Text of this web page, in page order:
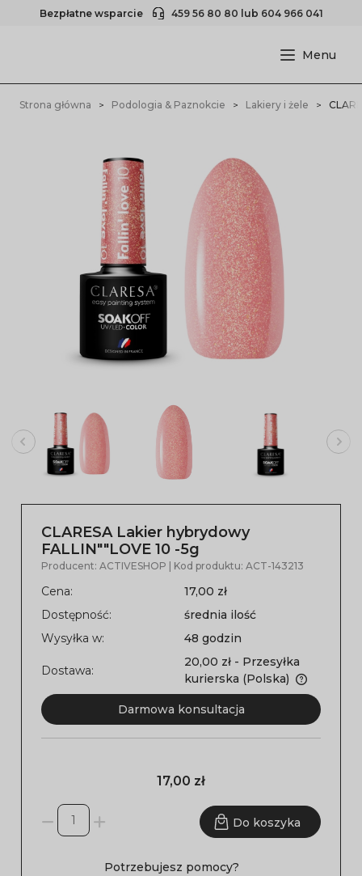
Bezpłatne wsparcie 459 56 80 80 lub 604 966 041
Strona główna Podologia & Paznokcie Lakiery i żele
CLARESA Lakier hybrydowy
FALLIN""LOVE 10 -5g
Producent: ACTIVESHOP | Kod produktu: ACT-143213
Cena:
17,00 zł
Dostępność:
średnia ilość
Wysyłka w:
48 godzin
Dostawa:
20,00 zł - Przesyłka
kurierska (Polska)
Darmowa konsultacja
17,00 zł
Do koszyka
Potrzebujesz pomocy?